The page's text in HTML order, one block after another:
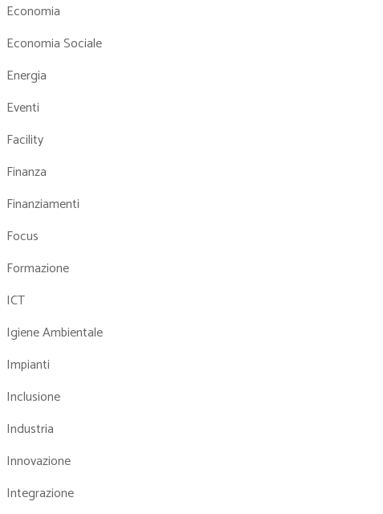
Economia
Economia Sociale
Energia
Eventi
Facility
Finanza
Finanziamenti
Focus
Formazione
ICT
Igiene Ambientale
Impianti
Inclusione
Industria
Innovazione
Integrazione